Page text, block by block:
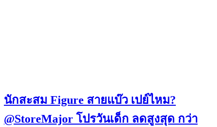
นักสะสม Figure สายแบ๊ว เปย์ไหม?
@StoreMajor โปรวันเด็ก ลดสูงสุด กว่า